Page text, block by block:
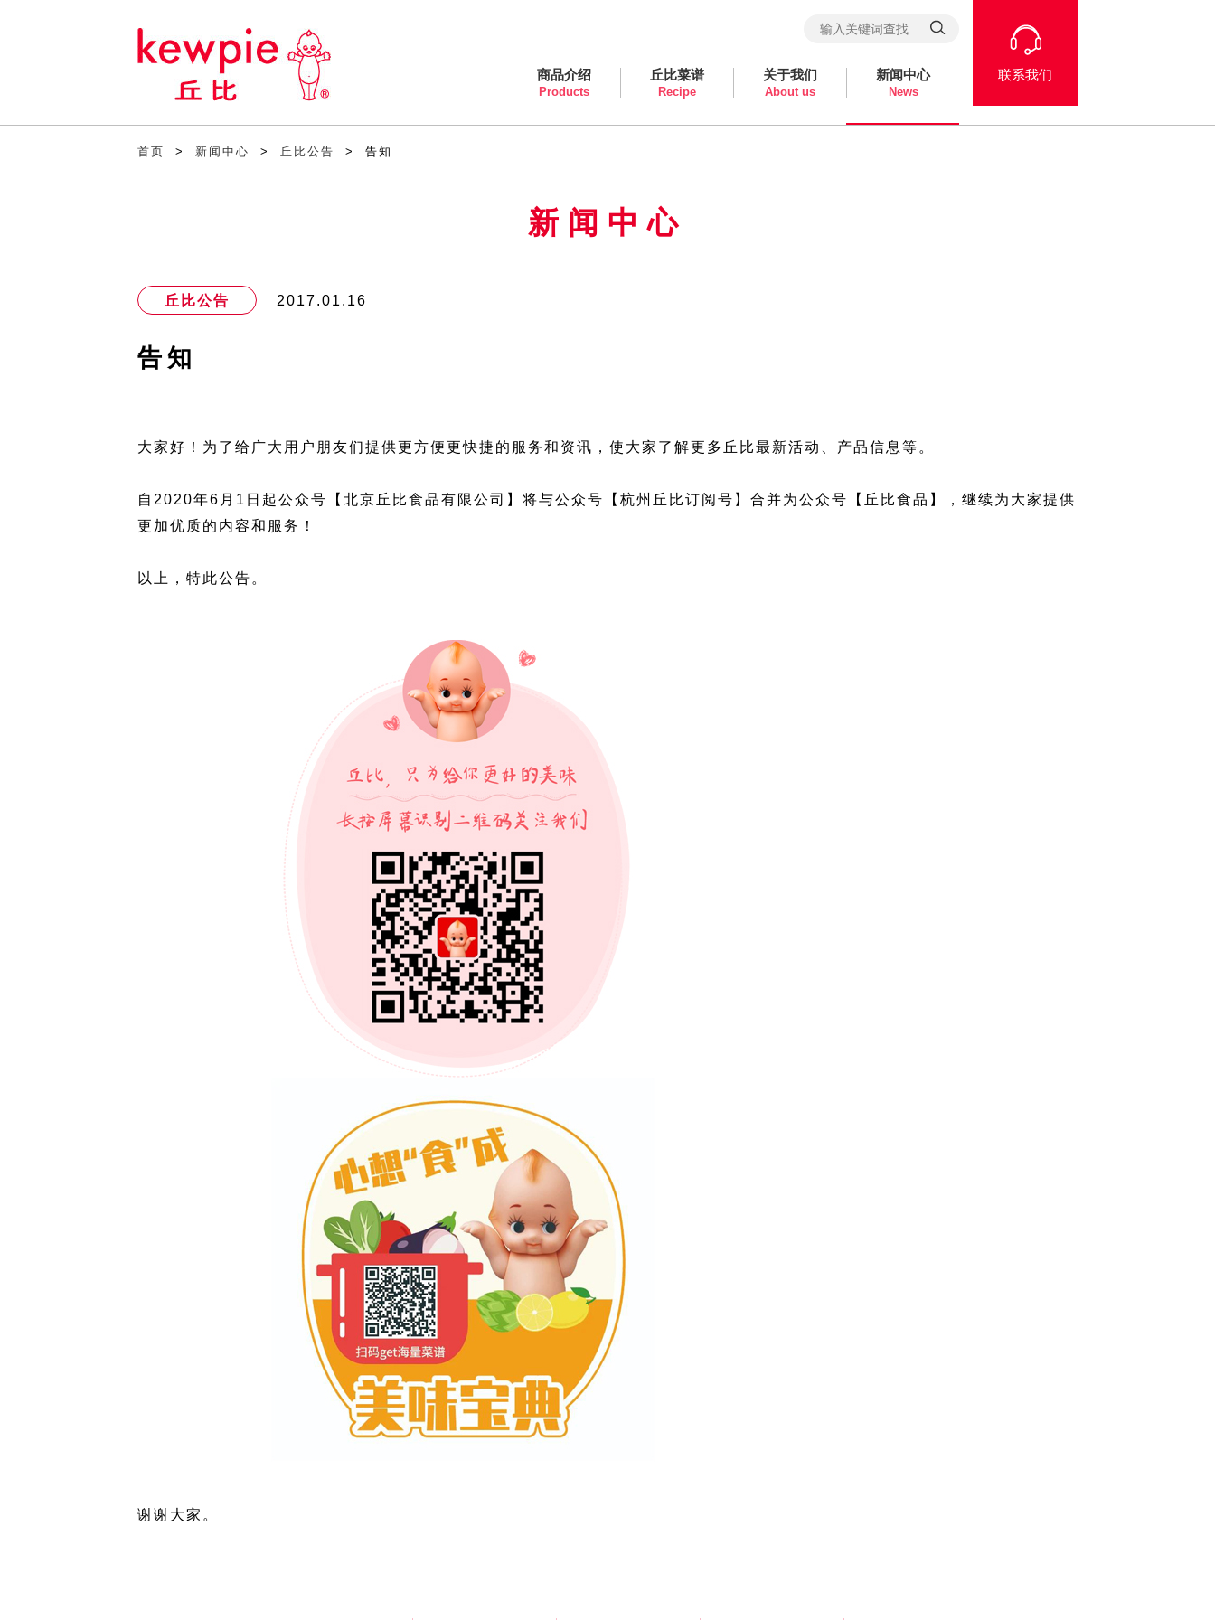
商品介绍
Products
丘比菜谱
Recipe
关于我们
About us
新闻中心
News
联系我们
首页 > 新闻中心 > 丘比公告 > 告知
新闻中心
丘比公告 2017.01.16
告知
大家好！为了给广大用户朋友们提供更方便更快捷的服务和资讯，使大家了解更多丘比最新活动、产品信息等。
自2020年6月1日起公众号【北京丘比食品有限公司】将与公众号【杭州丘比订阅号】合并为公众号【丘比食品】，继续为大家提供
更加优质的内容和服务！
以上，特此公告。
谢谢大家。